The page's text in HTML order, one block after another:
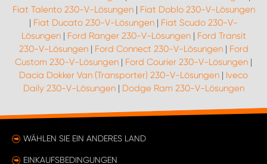
Fiat Talento 230-V-Lösungen| Fiat Doblo 230-V-Lösungen
| Fiat Ducato 230-V-Lösungen | Fiat Scudo 230-V-
Lösungen| Ford Ranger 230-V-Lösungen| Ford Transit
230-V-Lösungen| Ford Connect 230-V-Lösungen| Ford
Custom 230-V-Lösungen | Ford Courier 230-V-Lösungen |
Dacia Dokker Van (Transporter) 230-V-Lösungen | Iveco
Daily 230-V-Lösungen| Dodge Ram 230-V-Lösungen
WÄHLEN SIE EIN ANDERES LAND
EINKAUFSBEDINGUNGEN